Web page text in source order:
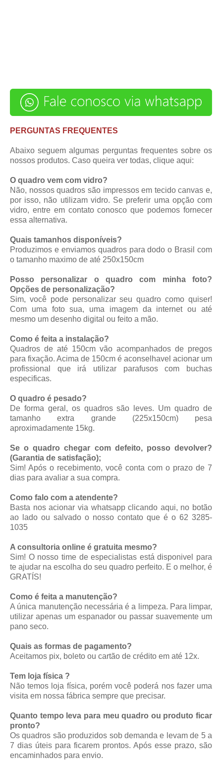
PERGUNTAS FREQUENTES
Abaixo seguem algumas perguntas frequentes sobre os
nossos produtos. Caso queira ver todas, clique aqui:
O quadro vem com vidro?
Não, nossos quadros são impressos em tecido canvas e,
por isso, não utilizam vidro. Se preferir uma opção com
vidro, entre em contato conosco que podemos fornecer
essa alternativa.
Quais tamanhos disponíveis?
Produzimos e enviamos quadros para dodo o Brasil com
o tamanho maximo de até 250x150cm
Posso personalizar o quadro com minha foto?
Opções de personalização?
Sim, você pode personalizar seu quadro como quiser!
Com uma foto sua, uma imagem da internet ou até
mesmo um desenho digital ou feito a mão.
Como é feita a instalação?
Quadros de até 150cm vão acompanhados de pregos
para fixação. Acima de 150cm é aconselhavel acionar um
profissional que irá utilizar parafusos com buchas
especificas.
O quadro é pesado?
De forma geral, os quadros são leves. Um quadro de
tamanho extra grande (225x150cm) pesa
aproximadamente 15kg.
Se o quadro chegar com defeito, posso devolver?
(Garantia de satisfação);
Sim! Após o recebimento, você conta com o prazo de 7
dias para avaliar a sua compra.
Como falo com a atendente?
Basta nos acionar via whatsappclicando aqui, no botão
ao lado ou salvado o nosso contato que é o 62 3285-
1035
A consultoria online é gratuita mesmo?
Sim! O nosso time de especialistas está disponivel para
te ajudar na escolha do seu quadro perfeito. E o melhor, é
GRATÍS!
Como é feita a manutenção?
A única manutenção necessária é a limpeza. Para limpar,
utilizar apenas um espanador ou passar suavemente um
pano seco.
Quais as formas de pagamento?
Aceitamos pix, boleto ou cartão de crédito em até 12x.
Tem loja física ?
Não temos loja física, porém você poderá nos fazer uma
visita em nossa fábrica sempre que precisar.
Quanto tempo leva para meu quadro ou produto ficar
pronto?
Os quadros são produzidos sob demanda e levam de 5 a
7 dias úteis para ficarem prontos. Após esse prazo, são
encaminhados para envio.